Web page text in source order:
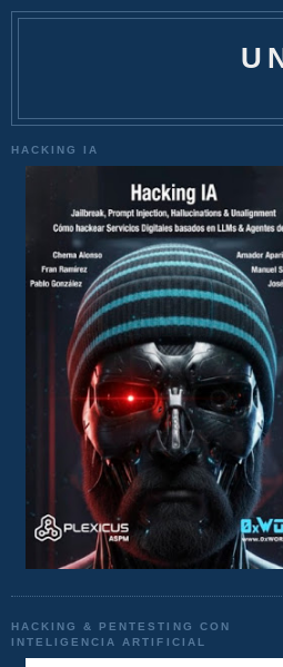
HACKING IA
HACKING & PENTESTING CON
INTELIGENCIA ARTIFICIAL